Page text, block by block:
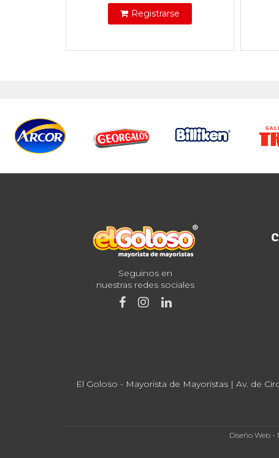
Registrarse
Seguinos en
nuestras redes sociales
El Goloso - Mayorista de Mayoristas | Av. de
Diseño Web -